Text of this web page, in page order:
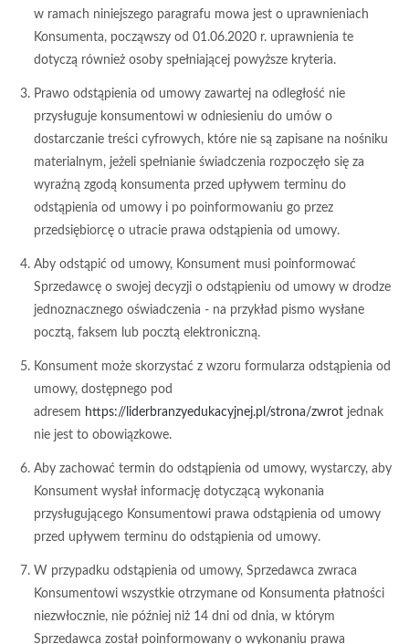
w ramach niniejszego paragrafu mowa jest o uprawnieniach
Konsumenta, począwszy od 01.06.2020 r. uprawnienia te
dotyczą również osoby spełniającej powyższe kryteria.
Prawo odstąpienia od umowy zawartej na odległość nie
przysługuje konsumentowi w odniesieniu do umów o
dostarczanie treści cyfrowych, które nie są zapisane na nośniku
materialnym, jeżeli spełnianie świadczenia rozpoczęło się za
wyraźną zgodą konsumenta przed upływem terminu do
odstąpienia od umowy i po poinformowaniu go przez
przedsiębiorcę o utracie prawa odstąpienia od umowy.
Aby odstąpić od umowy, Konsument musi poinformować
Sprzedawcę o swojej decyzji o odstąpieniu od umowy w drodze
jednoznacznego oświadczenia - na przykład pismo wysłane
pocztą, faksem lub pocztą elektroniczną.
Konsument może skorzystać z wzoru formularza odstąpienia od
umowy, dostępnego pod
adresem https://liderbranzyedukacyjnej.pl/strona/zwrot jednak
nie jest to obowiązkowe.
Aby zachować termin do odstąpienia od umowy, wystarczy, aby
Konsument wysłał informację dotyczącą wykonania
przysługującego Konsumentowi prawa odstąpienia od umowy
przed upływem terminu do odstąpienia od umowy.
W przypadku odstąpienia od umowy, Sprzedawca zwraca
Konsumentowi wszystkie otrzymane od Konsumenta płatności
niezwłocznie, nie później niż 14 dni od dnia, w którym
Sprzedawca został poinformowany o wykonaniu prawa